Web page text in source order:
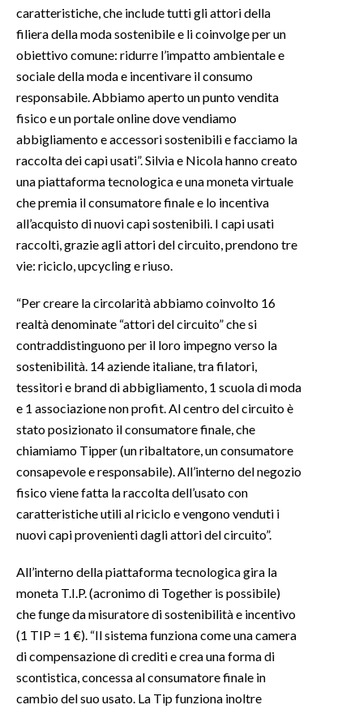
caratteristiche, che include tutti gli attori della
filiera della moda sostenibile e li coinvolge per un
obiettivo comune: ridurre l’impatto ambientale e
sociale della moda e incentivare il consumo
responsabile. Abbiamo aperto un punto vendita
fisico e un portale online dove vendiamo
abbigliamento e accessori sostenibili e facciamo la
raccolta dei capi usati”. Silvia e Nicola hanno creato
una piattaforma tecnologica e una moneta virtuale
che premia il consumatore finale e lo incentiva
all’acquisto di nuovi capi sostenibili. I capi usati
raccolti, grazie agli attori del circuito, prendono tre
vie: riciclo, upcycling e riuso.
“Per creare la circolarità abbiamo coinvolto 16
realtà denominate “attori del circuito” che si
contraddistinguono per il loro impegno verso la
sostenibilità. 14 aziende italiane, tra filatori,
tessitori e brand di abbigliamento, 1 scuola di moda
e 1 associazione non profit. Al centro del circuito è
stato posizionato il consumatore finale, che
chiamiamo Tipper (un ribaltatore, un consumatore
consapevole e responsabile). All’interno del negozio
fisico viene fatta la raccolta dell’usato con
caratteristiche utili al riciclo e vengono venduti i
nuovi capi provenienti dagli attori del circuito”.
All’interno della piattaforma tecnologica gira la
moneta T.I.P. (acronimo di Together is possibile)
che funge da misuratore di sostenibilità e incentivo
(1 TIP = 1 €). “Il sistema funziona come una camera
di compensazione di crediti e crea una forma di
scontistica, concessa al consumatore finale in
cambio del suo usato. La Tip funziona inoltre